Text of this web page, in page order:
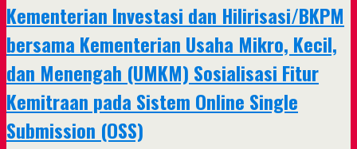
Kementerian Investasi dan Hilirisasi/BKPM
bersama Kementerian Usaha Mikro, Kecil,
dan Menengah (UMKM) Sosialisasi Fitur
Kemitraan pada Sistem Online Single
Submission (OSS)